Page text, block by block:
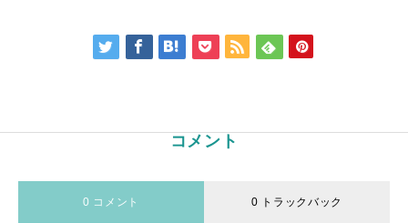
コメント
0 コメント 0 トラックバック